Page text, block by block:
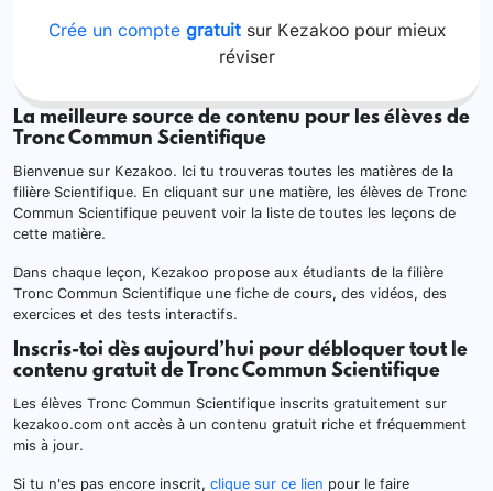
Crée un comptegratuitsur Kezakoo pour mieux
réviser
La meilleure source de contenu pour les élèves de
Tronc Commun Scientifique
Bienvenue sur Kezakoo. Ici tu trouveras toutes les matières de la
filière Scientifique. En cliquant sur une matière, les élèves de Tronc
Commun Scientifique peuvent voir la liste de toutes les leçons de
cette matière.
Dans chaque leçon, Kezakoo propose aux étudiants de la filière
Tronc Commun Scientifique une fiche de cours, des vidéos, des
exercices et des tests interactifs.
Inscris-toi dès aujourd’hui pour débloquer tout le
contenu gratuit de Tronc Commun Scientifique
Les élèves Tronc Commun Scientifique inscrits gratuitement sur
kezakoo.com ont accès à un contenu gratuit riche et fréquemment
mis à jour.
Si tu n'es pas encore inscrit, clique sur ce lien pour le faire